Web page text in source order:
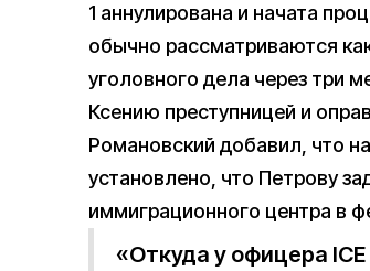
1 аннулирована и начата
обычно рассматриваются
уголовного дела через три
Ксению преступницей и
Романовский добавил, что
установлено, что Петрову
иммиграционного центра в
«Откуда у офицера